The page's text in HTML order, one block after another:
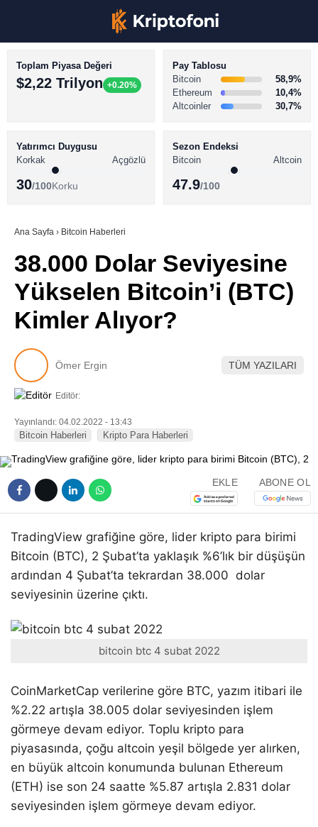
Youtube
TikTok
BİTCOİN HABERLERİ
ALTCOİN HABERLERİ
SÖZLÜK
Toplam Piyasa Değeri
$2,22 Trilyon +0.20%
Pay Tablosu
Bitcoin
58,9%
Ethereum
10,4%
Altcoinler
30,7%
Yatırımcı Duygusu
Korkak
Açgözlü
30/100Korku
Sezon Endeksi
Bitcoin
Altcoin
47.9/100
Ana Sayfa › Bitcoin Haberleri
38.000 Dolar Seviyesine
Yükselen Bitcoin’i (BTC)
Kimler Alıyor?
Ömer Ergin TÜM YAZILARI
Editör:
Yayınlandı: 04.02.2022 - 13:43
Bitcoin Haberleri Kripto Para Haberleri
EKLE ABONE OL
TradingView grafiğine göre, lider kripto para birimi
Bitcoin (BTC), 2 Şubat’ta yaklaşık %6’lık bir düşüşün
ardından 4 Şubat’ta tekrardan 38.000 dolar
seviyesinin üzerine çıktı.
bitcoin btc 4 subat 2022
CoinMarketCap verilerine göre BTC, yazım itibari ile
%2.22 artışla 38.005 dolar seviyesinden işlem
görmeye devam ediyor. Toplu kripto para
piyasasında, çoğu altcoin yeşil bölgede yer alırken,
en büyük altcoin konumunda bulunan Ethereum
(ETH) ise son 24 saatte %5.87 artışla 2.831 dolar
seviyesinden işlem görmeye devam ediyor.